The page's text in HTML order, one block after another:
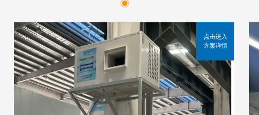
点击进入
方案详情